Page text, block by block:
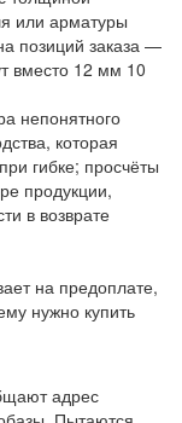
или арматуры
позиций заказа —
вместо 12 мм 10
непонятного
которая
гибке; просчёты
продукции,
в возврате
на предоплате,
нужно купить
адрес